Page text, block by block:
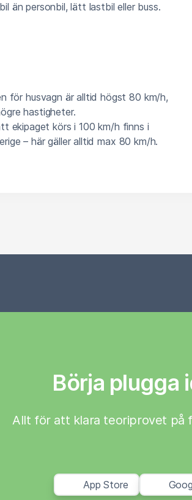
än personbil, lätt lastbil eller buss.
för husvagn är alltid högst 80 km/h,
hastigheter.
ekipaget körs i 100 km/h finns i
– här gäller alltid max 80 km/h.
Börja plugga
Allt för att klara teoriprovet på
App Store